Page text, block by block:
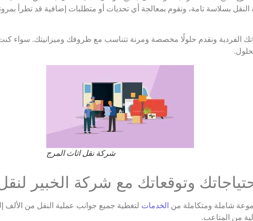
بسلاسة تامة، ونقوم بمعالجة أي تحديات أو متطلبات إضافية قد تطرأ
الفردية ونقدم حلولًا مخصصة ومرنة تتناسب مع ظروفك وميزانيتك. سواء
شركة نقل اثاث المرج
وتوقعاتك مع شركة الخبير
شاملة ومتكاملة من الخدمات لتغطية جميع جوانب عملية النقل من الألف
من المتاعب.